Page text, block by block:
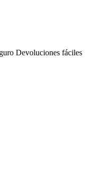
Devoluciones fáciles